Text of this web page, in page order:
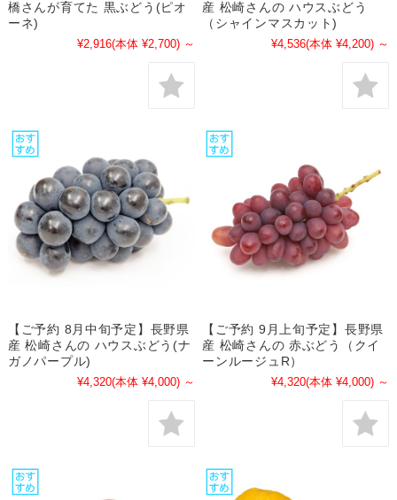
橋さんが育てた 黒ぶどう(ピオ
ーネ)
¥2,916(本体 ¥2,700) ～
産 松崎さんの ハウスぶどう
（シャインマスカット)
¥4,536(本体 ¥4,200) ～
【ご予約 8月中旬予定】長野県
産 松崎さんの ハウスぶどう(ナ
ガノパープル)
¥4,320(本体 ¥4,000) ～
【ご予約 9月上旬予定】長野県
産 松崎さんの 赤ぶどう（クイ
ーンルージュR）
¥4,320(本体 ¥4,000) ～